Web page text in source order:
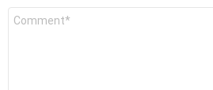
Commento